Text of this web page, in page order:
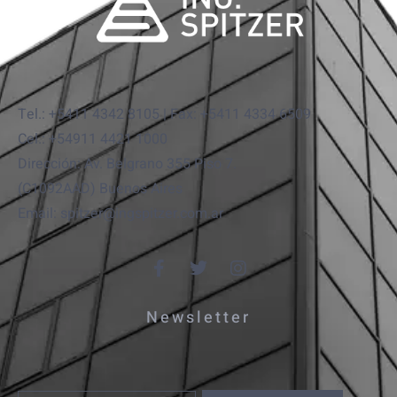
Tel.: +5411 4342 8105 | Fax: +5411 4334 6509
Cel.: +54911 4421 1000
Dirección: Av. Belgrano 355 Piso 7.
(C1092AAD) Buenos Aires
Email: spitzer@ingspitzer.com.ar
Newsletter